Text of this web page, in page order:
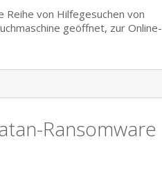
von Hilfegesuchen von
geöffnet, zur Online-
Ransomware